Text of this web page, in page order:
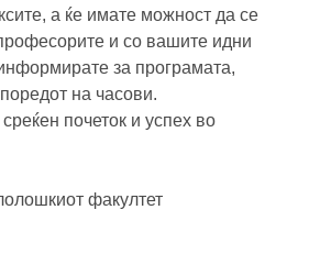
а ќе имате можност да се
и со вашите идни
за програмата,
на часови.
почеток и успех во
факултет